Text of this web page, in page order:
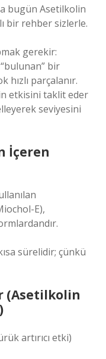
bugün Asetilkolin
bir rehber sizlerle.
gerekir:
bir
hızlı parçalanır.
etkisini taklit eder
seviyesini
İçeren
E),
sürelidir; çünkü
(Asetilkolin
artırıcı etki)